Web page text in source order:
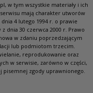
w tym wszystkie materiały i ich
mają charakter utworów
4 lutego 1994 r. o prawie
dnia 30 czerwca 2000 r. Prawo
w zdaniu poprzedzającym
lub podmiotom trzecim.
reprodukowanie oraz
w serwisie, zarówno w części,
pisemnej zgody uprawnionego.